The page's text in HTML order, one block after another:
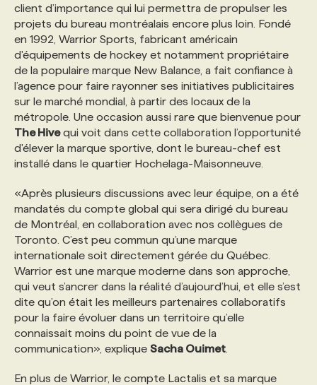
client d’importance qui lui permettra de propulser les
projets du bureau montréalais encore plus loin. Fondé
en 1992, Warrior Sports, fabricant américain
d'équipements de hockey et notamment propriétaire
de la populaire marque New Balance, a fait confiance à
l’agence pour faire rayonner ses initiatives publicitaires
sur le marché mondial, à partir des locaux de la
métropole. Une occasion aussi rare que bienvenue pour
The Hivequi voit dans cette collaboration l’opportunité
d'élever la marque sportive, dont le bureau-chef est
installé dans le quartier Hochelaga-Maisonneuve.
«Après plusieurs discussions avec leur équipe, on a été
mandatés du compte global qui sera dirigé du bureau
de Montréal, en collaboration avec nos collègues de
Toronto. C’est peu commun qu’une marque
internationale soit directement gérée du Québec.
Warrior est une marque moderne dans son approche,
qui veut s’ancrer dans la réalité d’aujourd’hui, et elle s’est
dite qu’on était les meilleurs partenaires collaboratifs
pour la faire évoluer dans un territoire qu’elle
connaissait moins du point de vue de la
communication», explique Sacha Ouimet
En plus de Warrior, le compte Lactalis et sa marque